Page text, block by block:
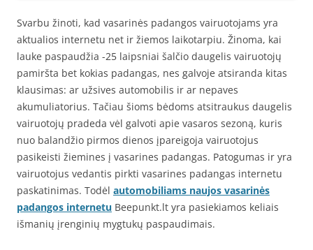
Svarbu žinoti, kad vasarinės padangos vairuotojams yra
aktualios internetu net ir žiemos laikotarpiu. Žinoma, kai
lauke paspaudžia -25 laipsniai šalčio daugelis vairuotojų
pamiršta bet kokias padangas, nes galvoje atsiranda kitas
klausimas: ar užsives automobilis ir ar nepaves
akumuliatorius. Tačiau šioms bėdoms atsitraukus daugelis
vairuotojų pradeda vėl galvoti apie vasaros sezoną, kuris
nuo balandžio pirmos dienos įpareigoja vairuotojus
pasikeisti žiemines į vasarines padangas. Patogumas ir yra
vairuotojus vedantis pirkti vasarines padangas internetu
paskatinimas. Todėl automobiliams naujos vasarinės
padangos internetu Beepunkt.lt yra pasiekiamos keliais
išmanių įrenginių mygtukų paspaudimais.